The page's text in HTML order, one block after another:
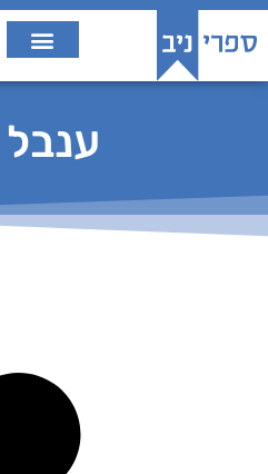
ענבל